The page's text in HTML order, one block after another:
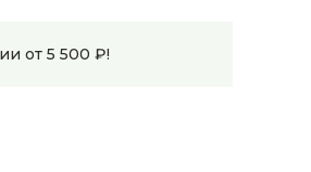
от 5 500 ₽!